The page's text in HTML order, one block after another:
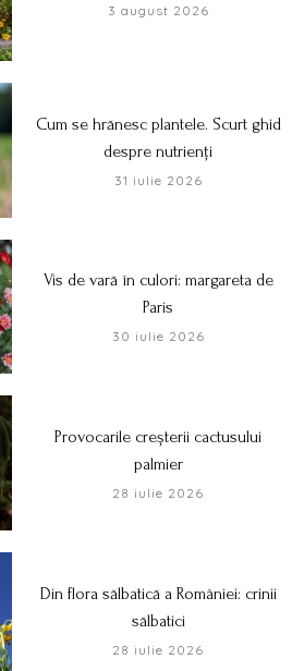
3 august 2026
Cum se hrănesc plantele. Scurt ghid
despre nutrienți
31 iulie 2026
Vis de vară în culori: margareta de
Paris
30 iulie 2026
Provocarile creșterii cactusului
palmier
28 iulie 2026
Din flora sălbatică a României: crinii
sălbatici
28 iulie 2026